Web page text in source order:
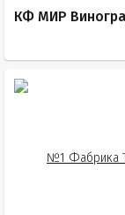
КФ МИР